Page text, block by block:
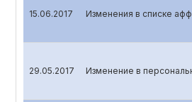
15.06.2017 Изменения в списке
29.05.2017 Изменение в